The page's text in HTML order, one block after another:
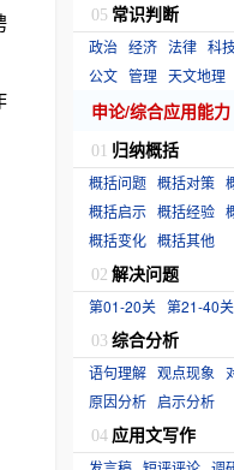
05 常识判断
政治 经济 法律 科
公文 管理 天文地理
申论/综合应用能力
01 归纳概括
概括问题 概括对策
概括启示 概括经验
概括变化 概括其他
02 解决问题
第01-20关 第21-40关
03 综合分析
语句理解 观点现象
原因分析 启示分析
04 应用文写作